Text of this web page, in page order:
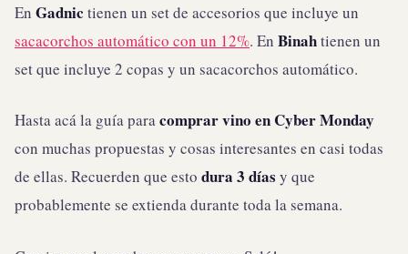
En Gadnic tienen un set de accesorios que incluye un
sacacorchos automático con un 12%. En Binahtienen un
set que incluye 2 copas y un sacacorchos automático.
Hasta acá la guía paracomprar vino en Cyber Monday
con muchas propuestas y cosas interesantes en casi todas
de ellas. Recuerden que esto dura 3 días y que
probablemente se extienda durante toda la semana.